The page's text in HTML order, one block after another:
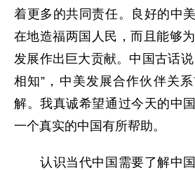
着更多的共同责任。良好的中
在地造福两国人民，而且能够
发展作出巨大贡献。中国古话
相知”，中美发展合作伙伴关
解。我真诚希望通过今天的中
一个真实的中国有所帮助。
认识当代中国需要了解中国